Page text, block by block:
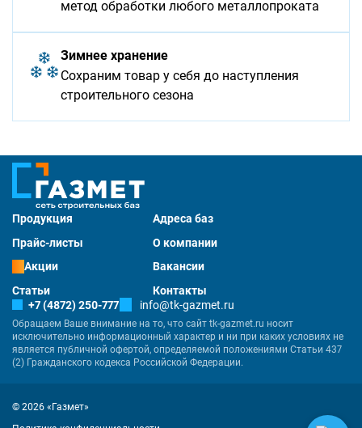
метод обработки любого металлопроката
Зимнее хранение
Сохраним товар у себя до наступления
строительного сезона
Продукция
Адреса баз
Прайс-листы
О компании
Акции
Вакансии
Статьи
Контакты
+7 (4872) 250-777
info@tk-gazmet.ru
Обращаем Ваше внимание на то, что сайт tk-gazmet.ru носит
исключительно информационный характер и ни при каких условиях не
является публичной офертой, определяемой положениями Статьи 437
(2) Гражданского кодекса Российской Федерации.
© 2026 «Газмет»